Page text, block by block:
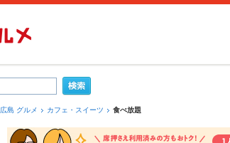
広島 グルメ カフェ・スイーツ 食べ放題